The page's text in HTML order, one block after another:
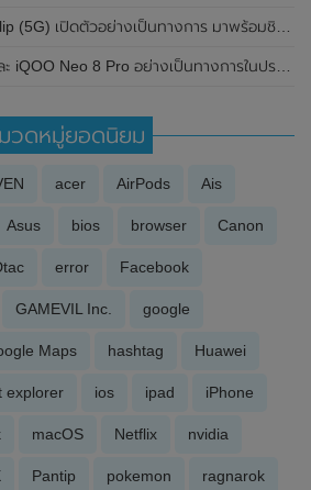
งการ มาพร้อมชิปเซ็ต Snapdragon 865+ และ2 สีใหม่ Mystic Bronze กับ Mystic Gray
รในประเทศจีน มาพร้อมชิปเซ็ต Dimensity 9200+ รุ่นใหม่ของ MediaTek และรองรับการชาร์จไวที่ 120W
วดหมู่ยอดนิยม
acer AirPods Ais
Asus bios browser Canon
error Facebook
GAMEVIL Inc. google
Maps hashtag Huawei
explorer ios ipad iPhone
macOS Netflix nvidia
Pantip pokemon ragnarok